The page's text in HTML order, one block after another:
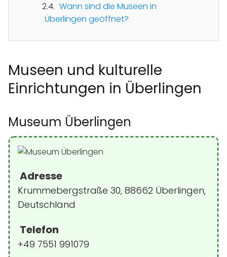
Wann sind die Museen in
Überlingen geöffnet?
Museen und kulturelle
Einrichtungen in Überlingen
Museum Überlingen
Adresse
Krummebergstraße 30, 88662 Überlingen,
Deutschland
Telefon
+49 7551 991079